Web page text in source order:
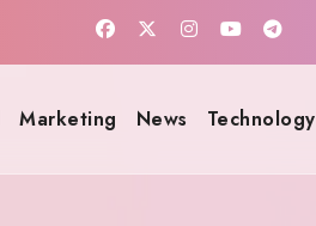
Marketing News Technology